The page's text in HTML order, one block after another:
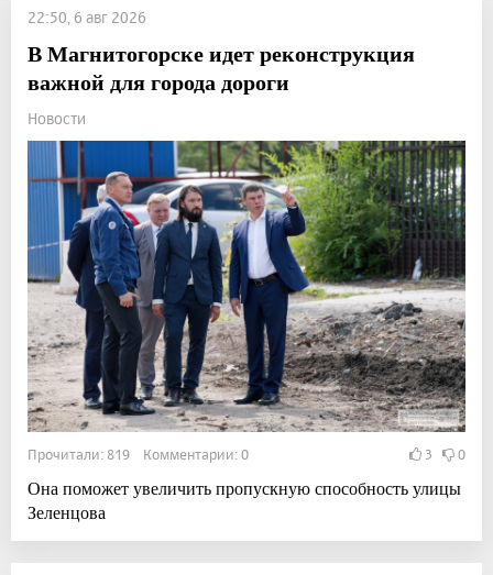
22:50, 6 авг 2026
В Магнитогорске идет реконструкция
важной для города дороги
Новости
Прочитали: 819 Комментарии: 0 3 0
Она поможет увеличить пропускную способность улицы
Зеленцова